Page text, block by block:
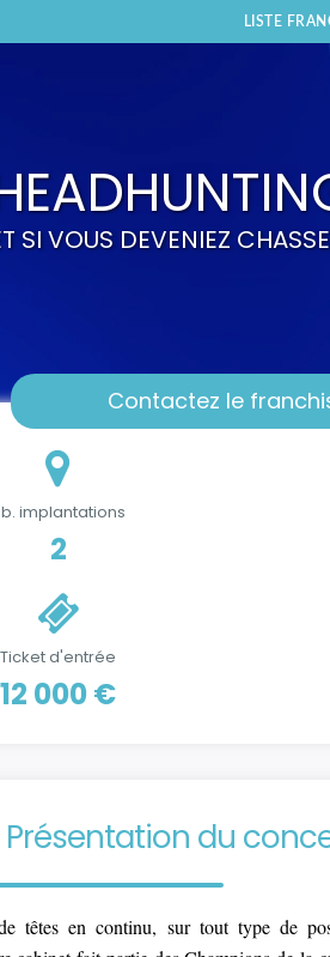
LISTE
SI VOUS DEVENIEZ
Contactez le
implantations
2
Ticket d'entrée
12 000 €
: Présentation du
têtes en continu, sur tout type de